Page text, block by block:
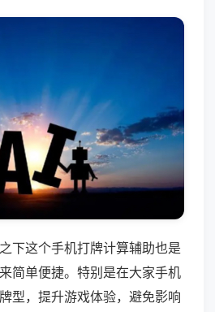
下这个手机打牌计算辅助也是
简单便捷。特别是在大家手机
型，提升游戏体验，避免影响